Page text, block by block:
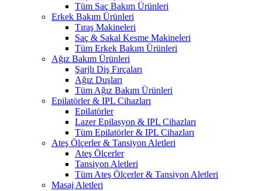
Tüm Saç Bakım Ürünleri
Erkek Bakım Ürünleri
Tıraş Makineleri
Saç & Sakal Kesme Makineleri
Tüm Erkek Bakım Ürünleri
Ağız Bakım Ürünleri
Şarjlı Diş Fırçaları
Ağız Duşları
Tüm Ağız Bakım Ürünleri
Epilatörler & IPL Cihazları
Epilatörler
Lazer Epilasyon & IPL Cihazları
Tüm Epilatörler & IPL Cihazları
Ateş Ölçerler & Tansiyon Aletleri
Ateş Ölçerler
Tansiyon Aletleri
Tüm Ateş Ölçerler & Tansiyon Aletleri
Masaj Aletleri